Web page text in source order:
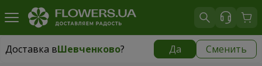
Доставка вШевченково? Да Сменить
Доставка вШевченково|